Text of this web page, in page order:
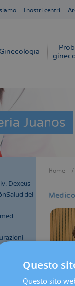
I nostri centri
Ginecologia
Juanos
Dexeus
del
di
Home
Questo
Questo sito